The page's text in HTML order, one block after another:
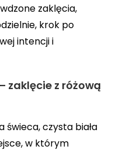
zaklęcia,
krok po
intencji i
zaklęcie z różową
świeca, czysta biała
w którym